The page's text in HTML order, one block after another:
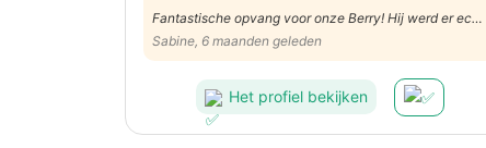
Fantastische opvang voor onze Berry! Hij werd er echt
gesoigneerd en op de foto's die werden doorgestuurd,
zag je echt dat hij op zijn gemak was!
Sabine, 6 maanden geleden
Het profiel bekijken